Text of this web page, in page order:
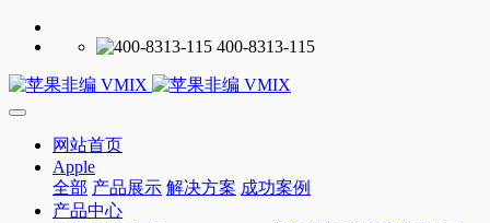
400-8313-115
网站首页
Apple
全部 产品展示 解决方案 成功案例
产品中心